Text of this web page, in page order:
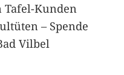
Kunden
– Spende
Vilbel